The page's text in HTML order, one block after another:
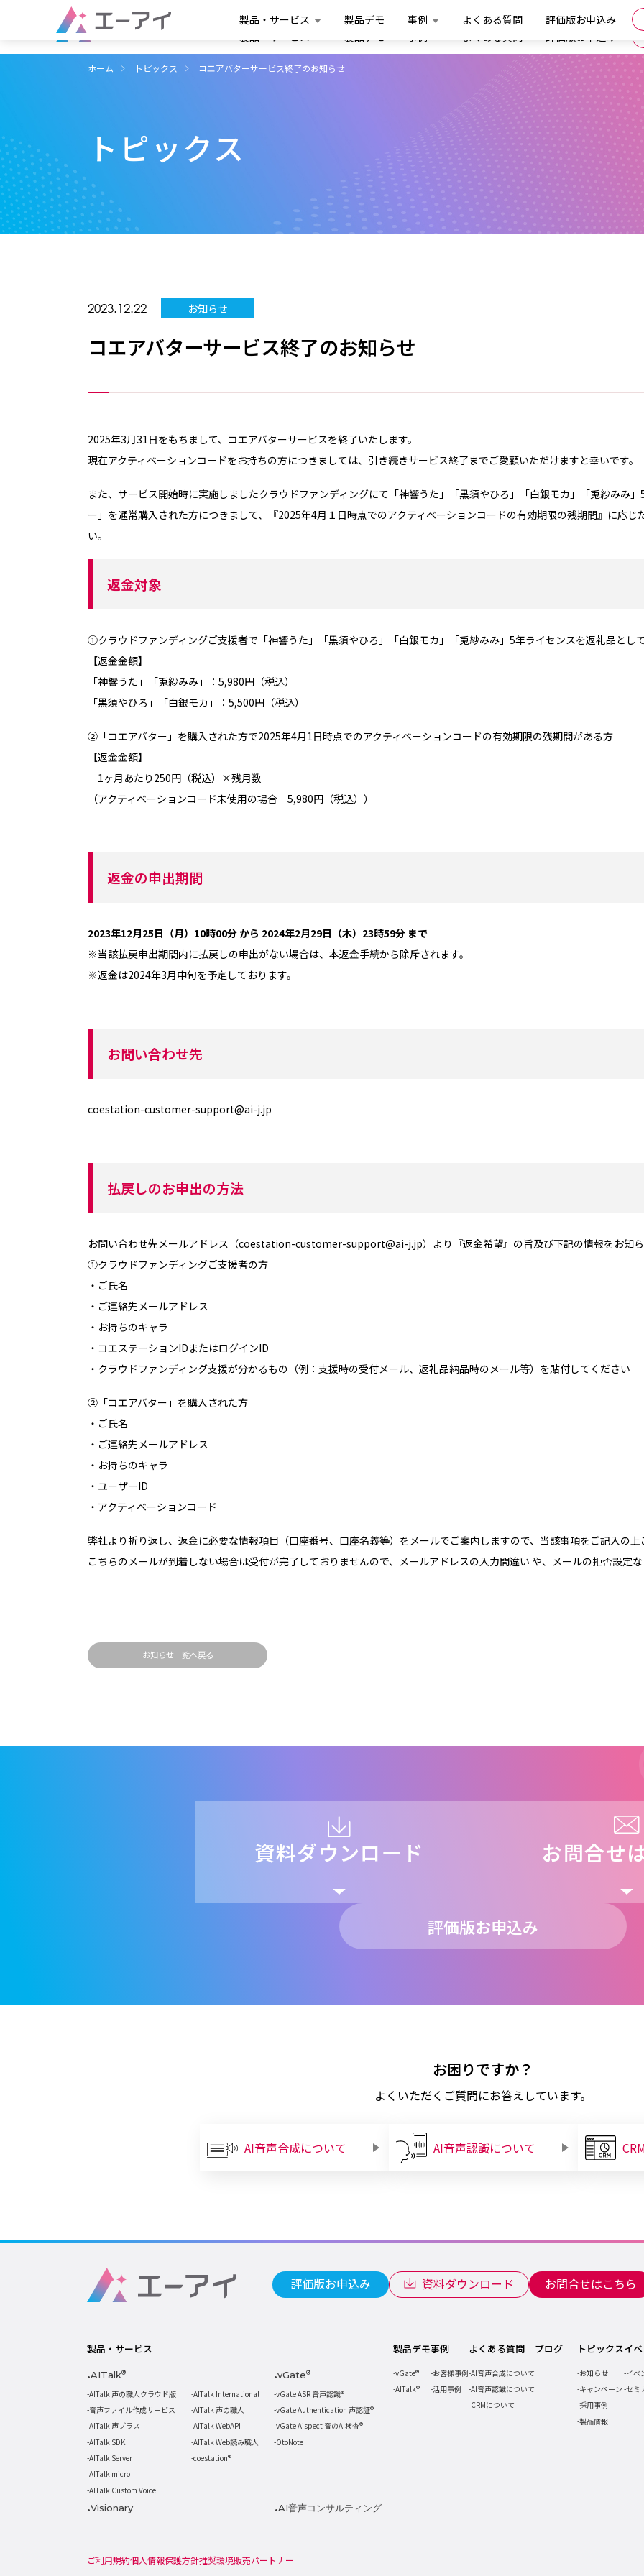
製品・サービス 製品デモ 事例 よくある質問 評価版お申込み
製品・サービス 製品デモ 事例 よくある質問 評価版お申込み
ホーム トピックス コエアバターサービス終了のお知らせ
トピックス
2023.12.22 お知らせ
コエアバターサービス終了のお知らせ
2025年3月31日をもちまして、コエアバターサービスを終了いたします。
現在アクティベーションコードをお持ちの方につきましては、引き続きサービス終了までご愛顧いただけますと幸いです。
また、サービス開始時に実施しましたクラウドファンディングにて「神響うた」「黒須やひろ」「白銀モカ」「兎紗みみ
ー」を通常購入された方につきまして、『2025年4月１日時点でのアクティベーションコードの有効期限の残期間』に応
い。
返金対象
①クラウドファンディングご支援者で「神響うた」「黒須やひろ」「白銀モカ」「兎紗みみ」5年ライセンスを返礼品とし
【返金金額】
「神響うた」「兎紗みみ」：5,980円（税込）
「黒須やひろ」「白銀モカ」：5,500円（税込）
②「コエアバター」を購入された方で2025年4月1日時点でのアクティベーションコードの有効期限の残期間がある方
【返金金額】
1ヶ月あたり250円（税込）×残月数
（アクティベーションコード未使用の場合 5,980円（税込））
返金の申出期間
2023年12月25日（月）10時00分 から 2024年2月29日（木）23時59分 まで
※当該払戻申出期間内に払戻しの申出がない場合は、本返金手続から除斥されます。
※返金は2024年3月中旬を予定しております。
お問い合わせ先
coestation-customer-support@ai-j.jp
払戻しのお申出の方法
お問い合わせ先メールアドレス（coestation-customer-support@ai-j.jp）より『返金希望』の旨及び下記の情報をお知
①クラウドファンディングご支援者の方
・ご氏名
・ご連絡先メールアドレス
・お持ちのキャラ
・コエステーションIDまたはログインID
・クラウドファンディング支援が分かるもの（例：支援時の受付メール、返礼品納品時のメール等）を貼付してください
②「コエアバター」を購入された方
・ご氏名
・ご連絡先メールアドレス
・お持ちのキャラ
・ユーザーID
・アクティベーションコード
弊社より折り返し、返金に必要な情報項目（口座番号、口座名義等）をメールでご案内しますので、当該事項をご記入の
こちらのメールが到着しない場合は受付が完了しておりませんので、メールアドレスの入力間違い や、メールの拒否設定
お知らせ一覧へ戻る
資料ダウンロード お問合せ
評価版お申込み
お困りですか？
よくいただくご質問にお答えしています。
AI音声合成について AI音声認識について
評価版お申込み 資料ダウンロード お問合せはこちら
製品・サービス
AITalk®
AITalk 声の職人クラウド版
音声ファイル作成サービス
AITalk 声プラス
AITalk SDK
AITalk Server
AITalk micro
AITalk Custom Voice
AITalk International
AITalk 声の職人
AITalk WebAPI
AITalk Web読み職人
coestation®
vGate®
vGate ASR 音声認識®
vGate Authentication 声認証®
vGate Aispect 音のAI検査®
OtoNote
Visionary AI音声コンサルティング
製品デモ
vGate®
AITalk®
事例
お客様事例
活用事例
よくある質問
AI音声合成について
AI音声認識について
CRMについて
ブログ トピックス
お知らせ
キャンペーン
採用事例
製品情報
イ
イベ
セミ
ご利用規約個人情報保護方針推奨環境販売パートナー